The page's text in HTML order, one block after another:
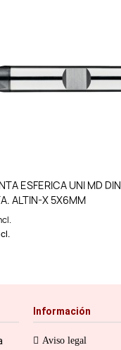
Añadir al carrito
ESFERICA UNI MD DIN
ALTIN-X 5X6MM
Información
Aviso legal